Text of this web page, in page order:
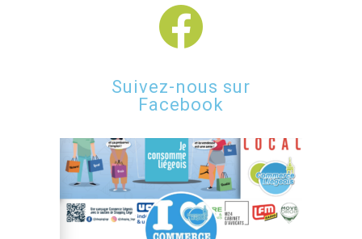
Suivez-nous sur
Facebook